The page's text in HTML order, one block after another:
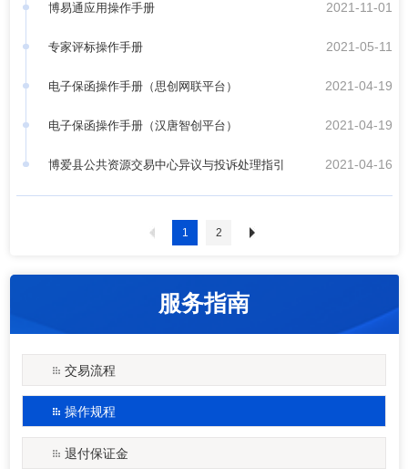
博易通应用操作手册 2021-11-01
专家评标操作手册 2021-05-11
电子保函操作手册（思创网联平台） 2021-04-19
电子保函操作手册（汉唐智创平台） 2021-04-19
博爱县公共资源交易中心异议与投诉处理指引 2021-04-16
1 2
服务指南
交易流程
操作规程
退付保证金